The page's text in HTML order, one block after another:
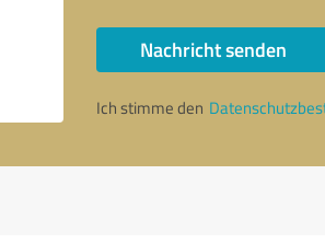
Nachricht senden
Ich stimme den